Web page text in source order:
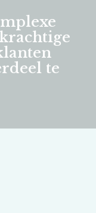
te